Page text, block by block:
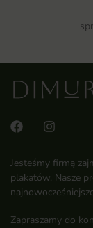
Jesteśmy firmą
plakatów. Nasze
Zapraszamy do